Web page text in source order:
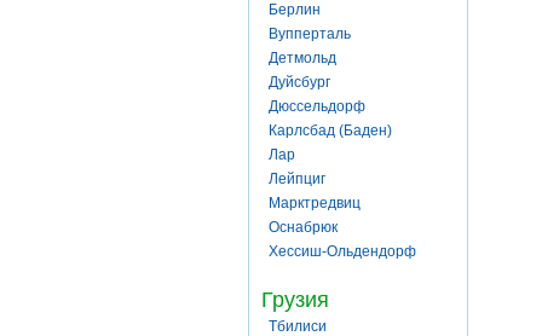
Берлин
Вупперталь
Детмольд
Дуйсбург
Дюссельдорф
Карлсбад (Баден)
Лар
Лейпциг
Марктредвиц
Оснабрюк
Хессиш-Ольдендорф
Грузия
Тбилиси